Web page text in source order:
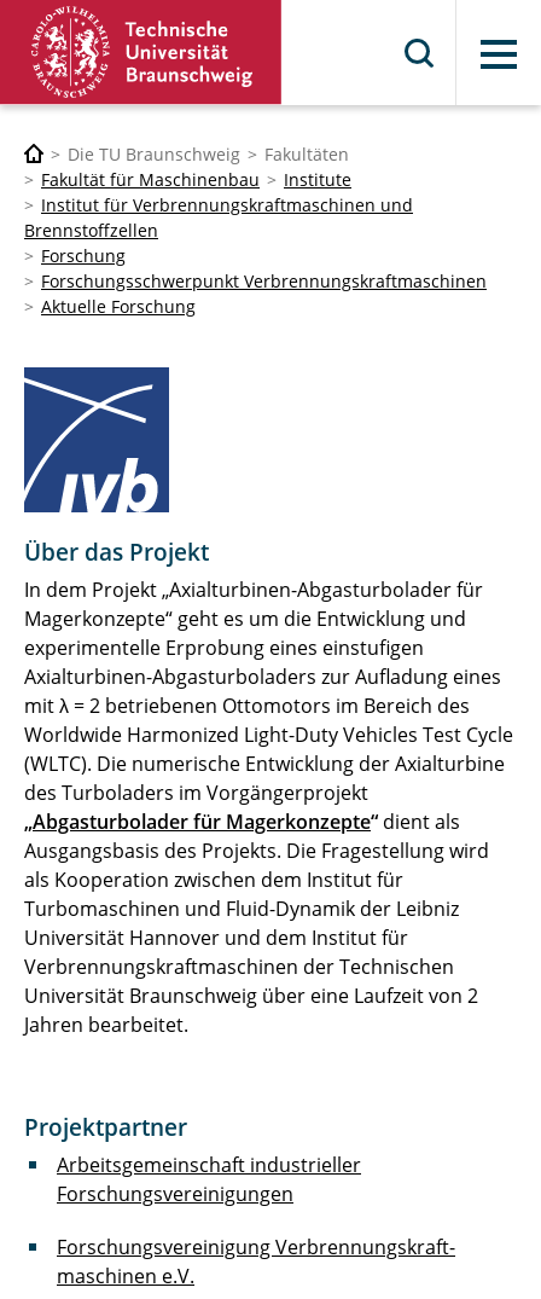
Menü
Die TU Braunschweig
Fakultäten
Fakultät für Maschinenbau
Institute
Institut für Verbrennungskraftmaschinen und
Brennstoffzellen
Forschung
Forschungsschwerpunkt Verbrennungskraftmaschinen
Aktuelle Forschung
Über das Projekt
In dem Projekt „Axialturbinen-Abgasturbolader für
Magerkonzepte“ geht es um die Entwicklung und
experimentelle Erprobung eines einstufigen
Axialturbinen-Abgasturboladers zur Aufladung eines
mit λ = 2 betriebenen Ottomotors im Bereich des
Worldwide Harmonized Light-Duty Vehicles Test Cycle
(WLTC). Die numerische Entwicklung der Axialturbine
des Turboladers im Vorgängerprojekt
„Abgasturbolader für Magerkonzepte“ dient als
Ausgangsbasis des Projekts. Die Fragestellung wird
als Kooperation zwischen dem Institut für
Turbomaschinen und Fluid-Dynamik der Leibniz
Universität Hannover und dem Institut für
Verbrennungskraftmaschinen der Technischen
Universität Braunschweig über eine Laufzeit von 2
Jahren bearbeitet.
Projektpartner
Arbeitsgemeinschaft industrieller
Forschungsvereinigungen
Forschungsvereinigung Verbrennungskraft­
maschinen e.V.